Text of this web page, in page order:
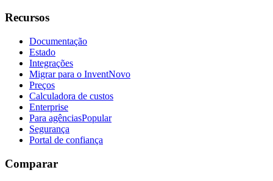
Recursos
Documentação
Estado
Integrações
Migrar para o InventNovo
Preços
Calculadora de custos
Enterprise
Para agênciasPopular
Segurança
Portal de confiança
Comparar